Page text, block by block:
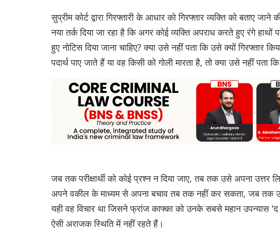
सुप्रीम कोर्ट द्वारा गिरफ्तारी के आधार को गिरफ्तार व्यक्ति को बताए
नया तर्क दिया जा रहा है कि अगर कोई व्यक्ति अपराध करते हुए रंगे
हुए नोटिस दिया जाना चाहिए? क्या उसे नहीं पता कि उसे क्यों गिरफ्तार
पदार्थ पाए जाते हैं या वह किसी को गोली मारता है, तो क्या उसे नहीं पता
जब तक परीक्षार्थी को कोई प्रश्न न दिया जाए, तब तक उसे अपना
अपने वकील के माध्यम से अपना बचाव तब तक नहीं कर सकता, जब तक उसे
यही वह विचार था जिसने फ्रांज काफ्का को उनके सबसे महान उपन्यास
ऐसी अराजक स्थिति में नहीं रहते हैं।